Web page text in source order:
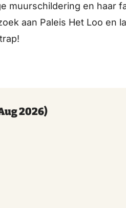
muurschildering en haar
aan Paleis Het Loo en
2026)